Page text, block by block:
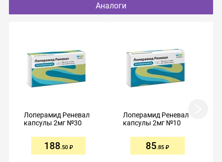
Аналоги
Лоперамид Реневал
капсулы 2мг №30
188.50
Лоперамид Реневал
капсулы 2мг №10
85.85